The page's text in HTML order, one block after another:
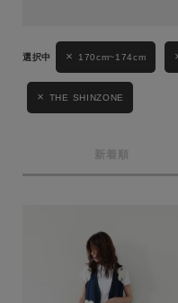
170cm~174cm
THE SHINZONE
新着順